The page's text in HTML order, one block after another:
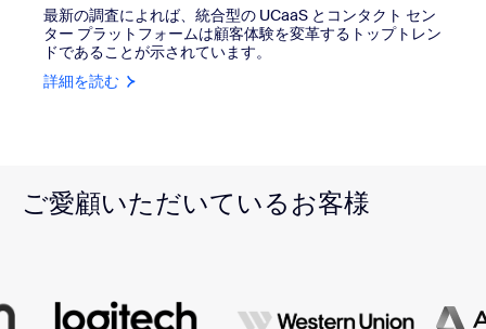
最新の調査によれば、統合型の UCaaS とコンタクト セン
ター プラットフォームは顧客体験を変革するトップトレン
ドであることが示されています。
詳細を読む
ご愛顧いただいているお客様